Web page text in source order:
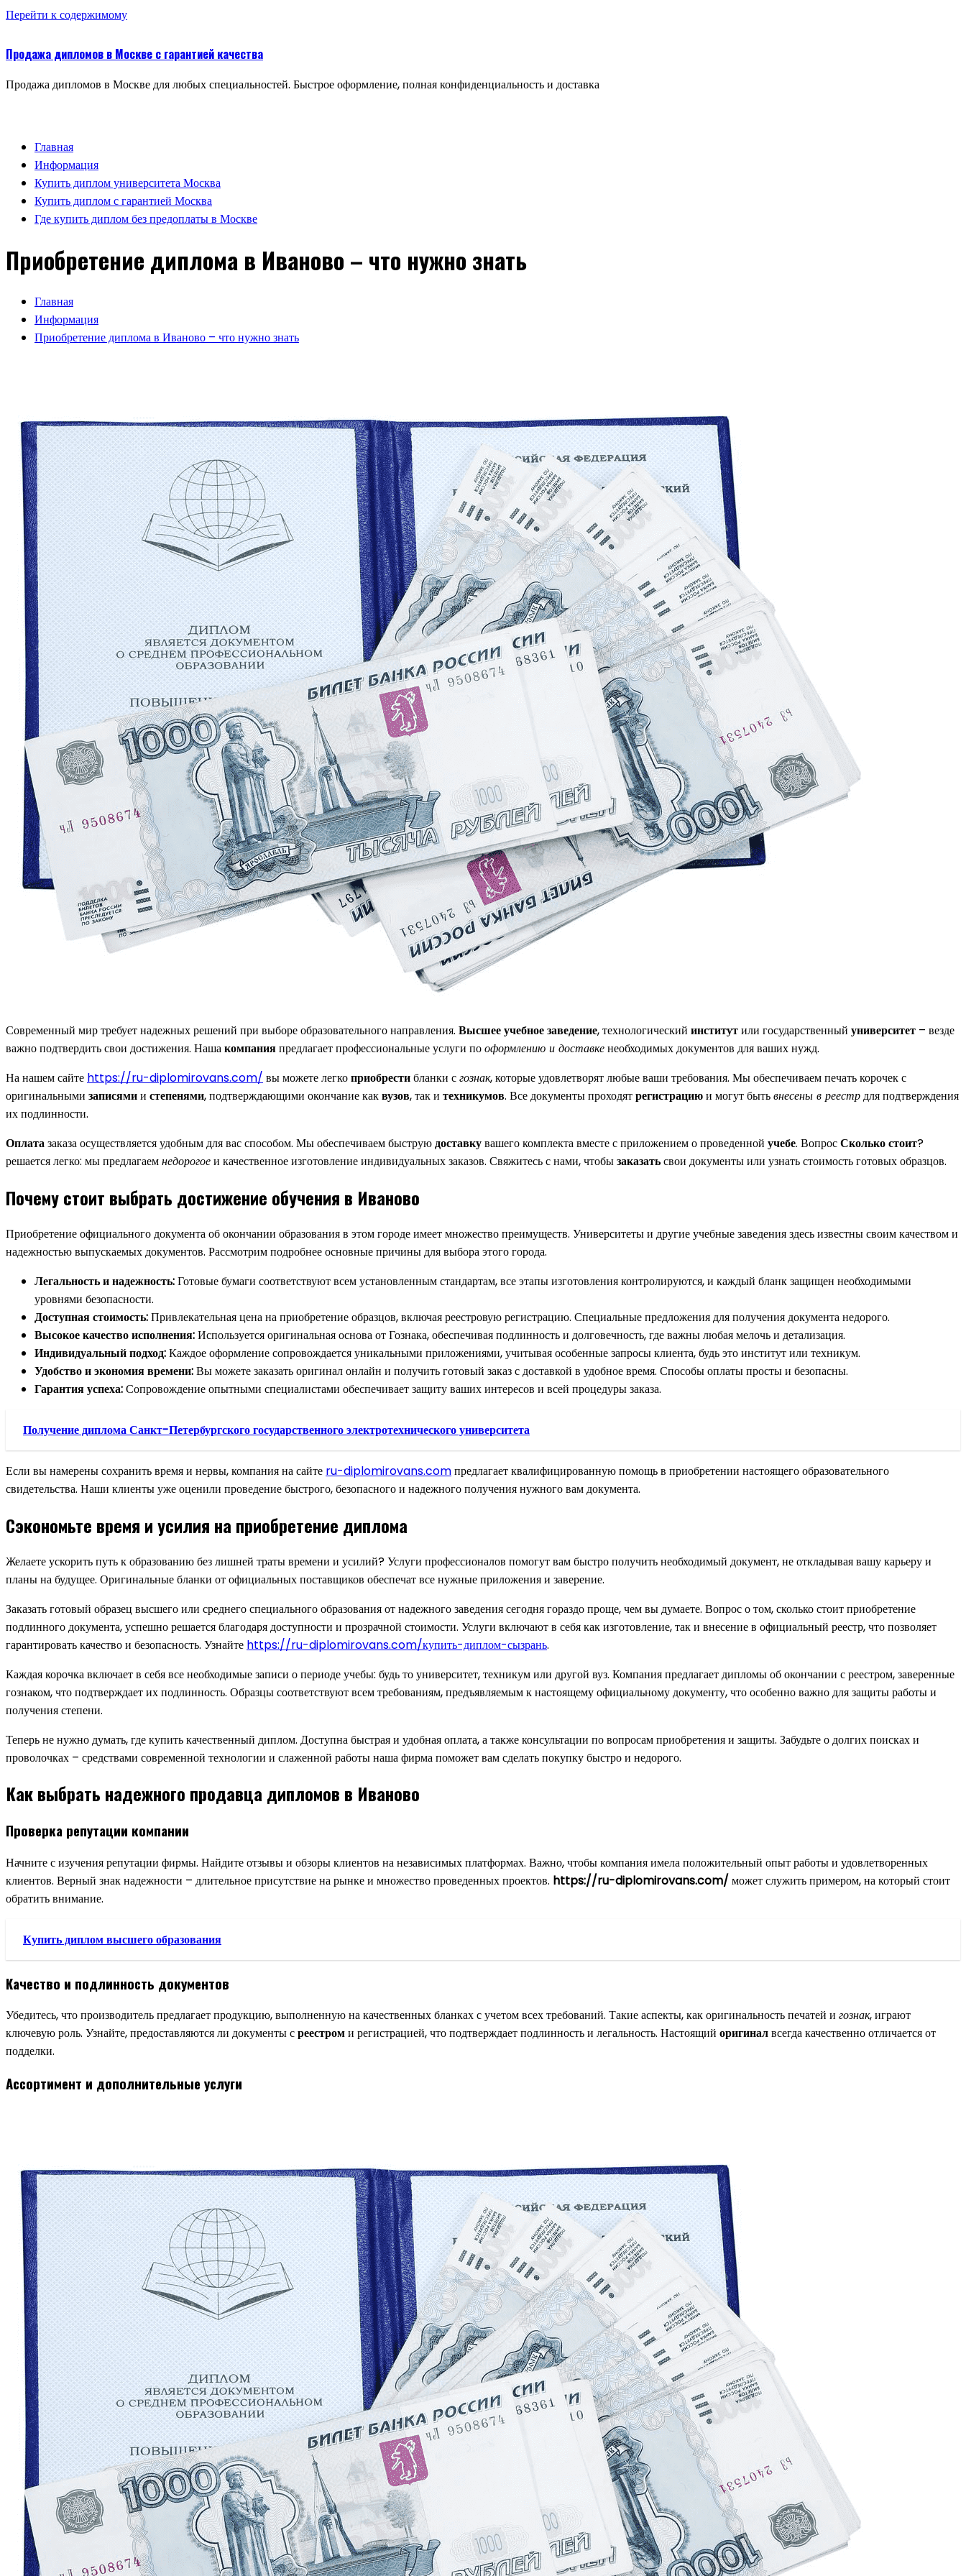
Перейти к содержимому
Продажа дипломов в Москве с гарантией качества
Продажа дипломов в Москве для любых специальностей. Быстрое оформление, полная конфиденциальность и доставка
Главная
Информация
Купить диплом университета Москва
Купить диплом с гарантией Москва
Где купить диплом без предоплаты в Москве
Приобретение диплома в Иваново – что нужно знать
Главная
Информация
Приобретение диплома в Иваново – что нужно знать
Современный мир требует надежных решений при выборе образовательного направления. Высшее учебное заведение, технологический институтили государственный университет – везде
важно подтвердить свои достижения. Нашакомпанияпредлагает профессиональные услуги пооформлению и доставкенеобходимых документов для ваших нужд.
На нашем сайте https://ru-diplomirovans.com/ вы можете легкоприобрестибланки сгознак, которые удовлетворят любые ваши требования. Мы обеспечиваем печать корочек с
оригинальными записямии степенями, подтверждающими окончание каквузов, так и техникумов. Все документы проходятрегистрациюи могут бытьвнесены в реестрдля подтверждения
их подлинности.
Оплатазаказа осуществляется удобным для вас способом. Мы обеспечиваем быструюдоставкувашего комплекта вместе с приложением о проведенной учебе. ВопросСколько стоит?
решается легко: мы предлагаемнедорогоеи качественное изготовление индивидуальных заказов. Свяжитесь с нами, чтобызаказатьсвои документы или узнать стоимость готовых образцов.
Почему стоит выбрать достижение обучения в Иваново
Приобретение официального документа об окончании образования в этом городе имеет множество преимуществ. Университеты и другие учебные заведения здесь известны своим качеством и
надежностью выпускаемых документов. Рассмотрим подробнее основные причины для выбора этого города.
Легальность и надежность:Готовые бумаги соответствуют всем установленным стандартам, все этапы изготовления контролируются, и каждый бланк защищен необходимыми
уровнями безопасности.
Доступная стоимость:Привлекательная цена на приобретение образцов, включая реестровую регистрацию. Специальные предложения для получения документа недорого.
Высокое качество исполнения:Используется оригинальная основа от Гознака, обеспечивая подлинность и долговечность, где важны любая мелочь и детализация.
Индивидуальный подход:Каждое оформление сопровождается уникальными приложениями, учитывая особенные запросы клиента, будь это институт или техникум.
Удобство и экономия времени:Вы можете заказать оригинал онлайн и получить готовый заказ с доставкой в удобное время. Способы оплаты просты и безопасны.
Гарантия успеха:Сопровождение опытными специалистами обеспечивает защиту ваших интересов и всей процедуры заказа.
Получение диплома Санкт-Петербургского государственного электротехнического университета
Если вы намерены сохранить время и нервы, компания на сайте ru-diplomirovans.comпредлагает квалифицированную помощь в приобретении настоящего образовательного
свидетельства. Наши клиенты уже оценили проведение быстрого, безопасного и надежного получения нужного вам документа.
Сэкономьте время и усилия на приобретение диплома
Желаете ускорить путь к образованию без лишней траты времени и усилий? Услуги профессионалов помогут вам быстро получить необходимый документ, не откладывая вашу карьеру и
планы на будущее. Оригинальные бланки от официальных поставщиков обеспечат все нужные приложения и заверение.
Заказать готовый образец высшего или среднего специального образования от надежного заведения сегодня гораздо проще, чем вы думаете. Вопрос о том, сколько стоит приобретение
подлинного документа, успешно решается благодаря доступности и прозрачной стоимости. Услуги включают в себя как изготовление, так и внесение в официальный реестр, что позволяет
гарантировать качество и безопасность. Узнайте https://ru-diplomirovans.com/купить-диплом-сызрань.
Каждая корочка включает в себя все необходимые записи о периоде учебы: будь то университет, техникум или другой вуз. Компания предлагает дипломы об окончании с реестром, заверенные
гознаком, что подтверждает их подлинность. Образцы соответствуют всем требованиям, предъявляемым к настоящему официальному документу, что особенно важно для защиты работы и
получения степени.
Теперь не нужно думать, где купить качественный диплом. Доступна быстрая и удобная оплата, а также консультации по вопросам приобретения и защиты. Забудьте о долгих поисках и
проволочках – средствами современной технологии и слаженной работы наша фирма поможет вам сделать покупку быстро и недорого.
Как выбрать надежного продавца дипломов в Иваново
Проверка репутации компании
Начните с изучения репутации фирмы. Найдите отзывы и обзоры клиентов на независимых платформах. Важно, чтобы компания имела положительный опыт работы и удовлетворенных
клиентов. Верный знак надежности – длительное присутствие на рынке и множество проведенных проектов. https://ru-diplomirovans.com/ может служить примером, на который стоит
обратить внимание.
Купить диплом высшего образования
Качество и подлинность документов
Убедитесь, что производитель предлагает продукцию, выполненную на качественных бланках с учетом всех требований. Такие аспекты, как оригинальность печатей и гознак, играют
ключевую роль. Узнайте, предоставляются ли документы среестроми регистрацией, что подтверждает подлинность и легальность. Настоящий оригиналвсегда качественно отличается от
подделки.
Ассортимент и дополнительные услуги